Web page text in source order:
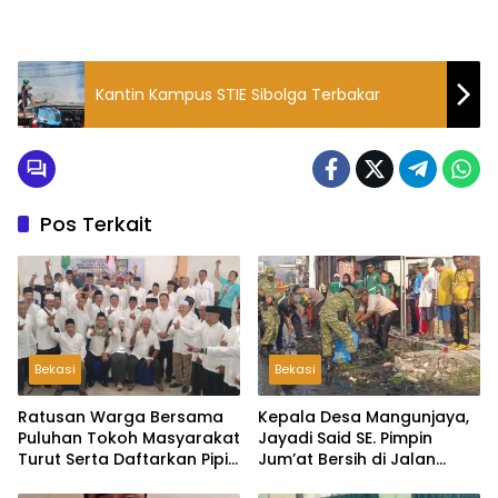
Kantin Kampus STIE Sibolga Terbakar
Pos Terkait
Bekasi
Ratusan Warga Bersama
Puluhan Tokoh Masyarakat
Turut Serta Daftarkan Pipit
Bekasi
Kepala Desa Mangunjaya,
Jayadi Said SE. Pimpin
Jum’at Bersih di Jalan